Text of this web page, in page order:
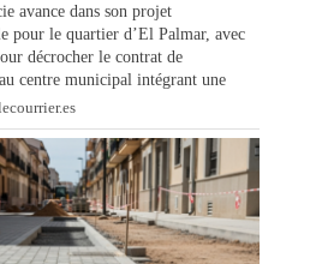
avance dans son projet
pour le quartier d’El Palmar, avec
décrocher le contrat de
centre municipal intégrant une